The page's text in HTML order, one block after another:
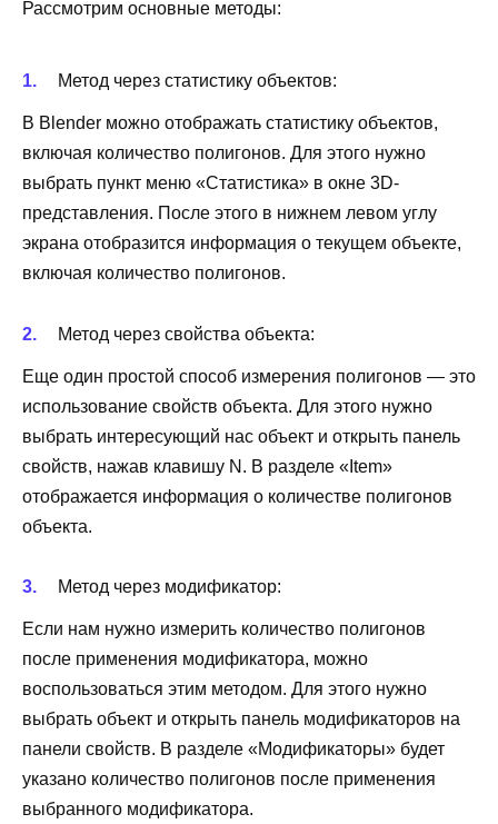
Рассмотрим основные методы:
Метод через статистику объектов:
В Blender можно отображать статистику объектов,
включая количество полигонов. Для этого нужно
выбрать пункт меню «Статистика» в окне 3D-
представления. После этого в нижнем левом углу
экрана отобразится информация о текущем объекте,
включая количество полигонов.
Метод через свойства объекта:
Еще один простой способ измерения полигонов — это
использование свойств объекта. Для этого нужно
выбрать интересующий нас объект и открыть панель
свойств, нажав клавишу N. В разделе «Item»
отображается информация о количестве полигонов
объекта.
Метод через модификатор:
Если нам нужно измерить количество полигонов
после применения модификатора, можно
воспользоваться этим методом. Для этого нужно
выбрать объект и открыть панель модификаторов на
панели свойств. В разделе «Модификаторы» будет
указано количество полигонов после применения
выбранного модификатора.